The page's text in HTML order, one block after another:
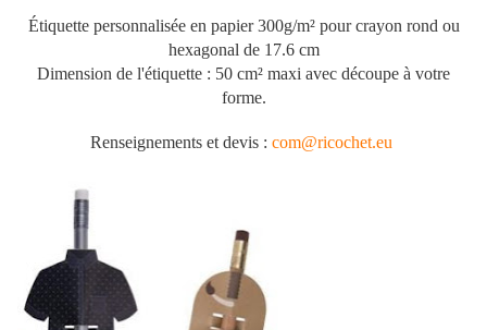
Étiquette personnalisée en papier 300g/m² pour crayon rond ou
hexagonal de 17.6 cm
Dimension de l'étiquette : 50 cm² maxi avec découpe à votre
forme.
Renseignements et devis : com@ricochet.eu